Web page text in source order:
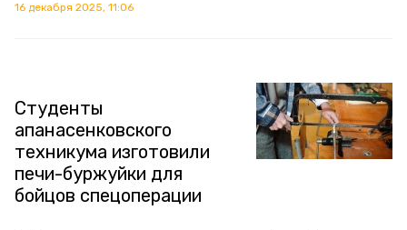
16 декабря 2025, 11:06
Студенты
апанасенковского
техникума изготовили
печи-буржуйки для
бойцов спецоперации